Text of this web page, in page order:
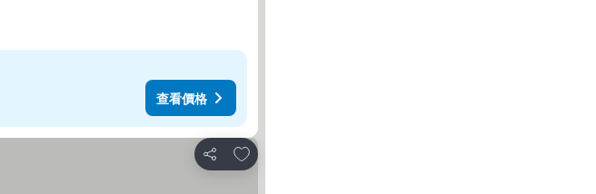
查看價格
分享
加入我的最愛